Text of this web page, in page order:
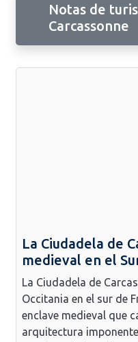
Notas de
Carcassonne
La Ciudadela de
medieval en el
La Ciudadela de
Occitania en el sur de
enclave medieval que
arquitectura